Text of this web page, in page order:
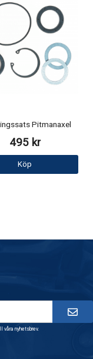
Pitmanaxel
495 kr
Köp
våra nyhetsbrev.